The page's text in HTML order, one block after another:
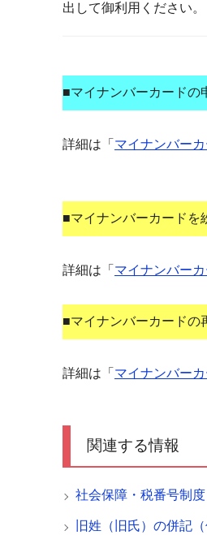
出して御利用ください。
■マイナンバーカードの
詳細は「 マイナンバー
■マイナンバーカードを
詳細は「 マイナンバー
■マイナンバーカードの
詳細は「 マイナンバー
関連する情報
社会保障・税番号制
旧姓（旧氏）の併記